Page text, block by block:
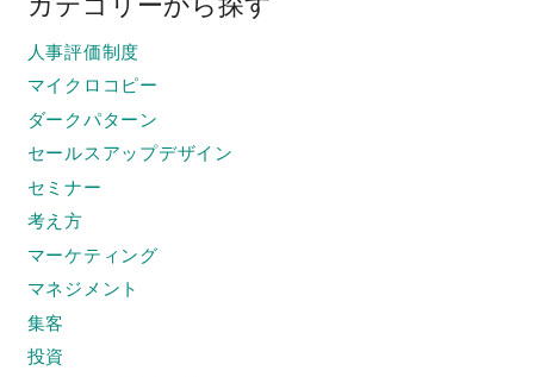
人事評価制度
マイクロコピー
ダークパターン
セールスアップデザイン
セミナー
考え方
マーケティング
マネジメント
集客
投資